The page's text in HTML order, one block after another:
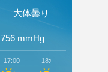
大体曇り
756 mmHg
17:00 18:00